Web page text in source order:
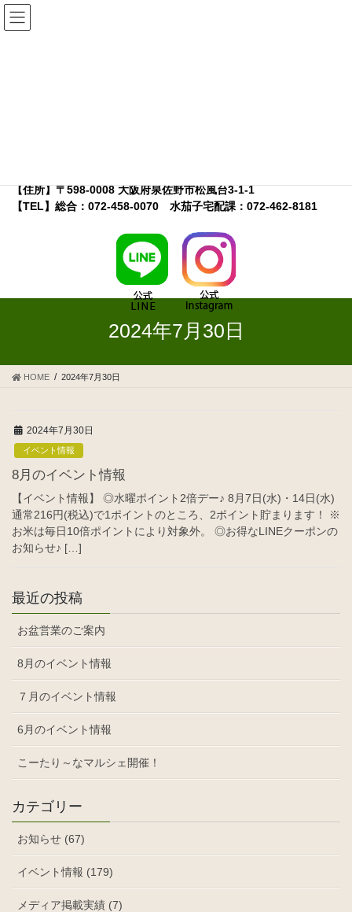
コ
ン
ナ
ビ
【住所】〒598-0008 大阪府泉佐野市松風台3-1-1
【TEL】総合：072-458-0070 水茄子宅配課：072-462-8181
2024年7月30日
HOME 2024年7月30日
2024年7月30日
イベント情報
8月のイベント情報
【イベント情報】 ◎水曜ポイント2倍デー♪ 8月7日(水)・14日(水)
通常216円(税込)で1ポイントのところ、2ポイント貯まります！ ※
お米は毎日10倍ポイントにより対象外。 ◎お得なLINEクーポンの
お知らせ♪ […]
最近の投稿
お盆営業のご案内
8月のイベント情報
７月のイベント情報
6月のイベント情報
こーたり～なマルシェ開催！
カテゴリー
お知らせ (67)
イベント情報 (179)
メディア掲載実績 (7)